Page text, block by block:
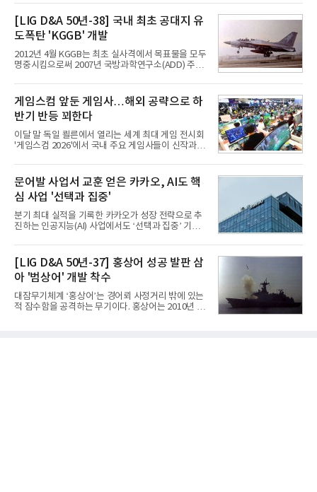
접어든 가운데 삼성전자는 AI 반도체를 중심으로 데
이터센터 생태계 공략을 강화하고 LG전자는 냉각솔
루션·전장·로봇 등 기업용 솔루션 사업 확대에 속도를
내고 있다.9일 업계에 따르면 LG전자는 2분기 생활가
전과 프리미엄 제품 경쟁력에 더해 B2B 사업 확대 효
과로 수익성을 방어한 반면 삼성전자는 디바이스경험
(DX) 부문의 TV·생활가전 수익성이 악화됐다. 대신 삼
사업 확대
[LIG D&A 50년-38] 국내 최초 공대지 유
도폭탄 'KGGB' 개발
2012년 4월 KGGB는 최초 실사격에서 목표물을 모두
명중시킴으로써 2007년 국방과학연구소(ADD) 주관
체로 참여했다. 체계개발에는 총 400여억 원의 개발
비와 62개월의 기간이 소요됐다. 한국형 GPS 유도폭
탄 KGGB(Korea GPS Guided Bomb)는 국내 최초
의 공대지 유도폭탄으로 2012년에 최종 전투용 적합
판정을 받았다.우리 공군이 운용하는 모든 전투기에
탑재할 수 있는 KGGB는 일반목적폭탄(General
Purpose Bomb)에 장착하여 운용토록 개발됐다.이
는 조종사가 휴대하는 명령통신장치(PDU, P
게임스컴 앞둔 게임사…해외 공략으로 하
반기 반등 꾀한다
이달 말 독일 쾰른에서 열리는 세계 최대 게임 전시회
'게임스컴 2026'에서 국내 주요 게임사들이 신작과 글
체별로 엇갈린 가운데 하반기 신작 흥행과 해외 시장
성과가 실적을 좌우할 핵심 변수로 떠오르고 있다.8일
업계에 따르면 올해 상반기 게임업계는 기업별 성적
표가 크게 갈렸다. 대표적으로 크래프톤은 'PUBG: 배
틀그라운드'의 안정적인 성장에 힘입어 상반기 연결
기준 매출 2조6616억원, 영업이익 9725억원으로 역
대 최대 실적을 기록했다. 엔씨도 올해 출시한 '아이온
동기 대
문어발 사업서 교훈 얻은 카카오, AI도 핵
심 사업 '선택과 집중'
분기 최대 실적을 기록한 카카오가 성장 전략으로 추
진하는 인공지능(AI) 사업에서도 ‘선택과 집중’ 기조
라 투자에 나서는 것과 달리, 카카오는 ‘카카오톡’이
라는 플랫폼 경쟁력을 활용한 AI 에이전트 서비스에
집중하는 전략이다. 과거 무리한 사업 확장 과정에서
겪었던 시행착오를 되풀이하지 않고 핵심 역량에 집
중하겠다는 취지로 풀이된다.7일 업계에 따르면 카카
오는 올해 2분기 연결 기준 매출 2조985억원, 영업이
익 2770억원을 기록했다. 전년 동기 대비 매출과 영업
[LIG D&A 50년-37] 홍상어 성공 발판 삼
아 '범상어' 개발 착수
대잠무기체계 ‘홍상어’는 경어뢰 사정거리 밖에 있는
적 잠수함을 공격하는 무기이다. 홍상어는 2010년 넥